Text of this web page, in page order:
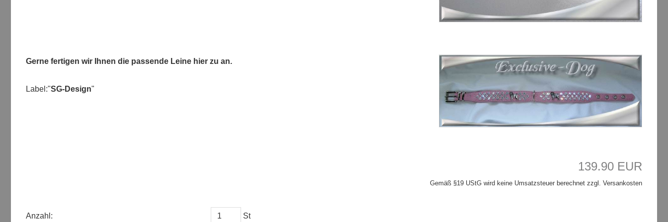
Gerne fertigen wir Ihnen die passende Leine hier zu an.
Label:"SG-Design"
139.90 EUR
Gemäß §19 UStG wird keine Umsatzsteuer berechnet zzgl. Versankosten
Anzahl: St